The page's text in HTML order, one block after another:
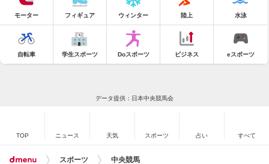
モーター フィギュア ウィンター 陸上 水泳
自転車 学生スポーツ Doスポーツ ビジネス eスポーツ
データ提供：日本中央競馬会
TOP ニュース 天気 スポーツ 占い すべて
スポーツ 中央競馬